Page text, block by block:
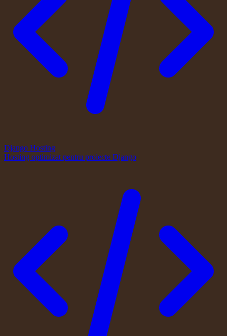
Django Hosting
Hosting optimizat pentru proiecte Django